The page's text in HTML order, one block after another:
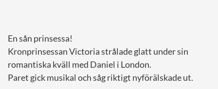
En sån prinsessa!
Kronprinsessan Victoria strålade glatt under sin
romantiska kväll med Daniel i London.
Paret gick musikal och såg riktigt nyförälskade ut.